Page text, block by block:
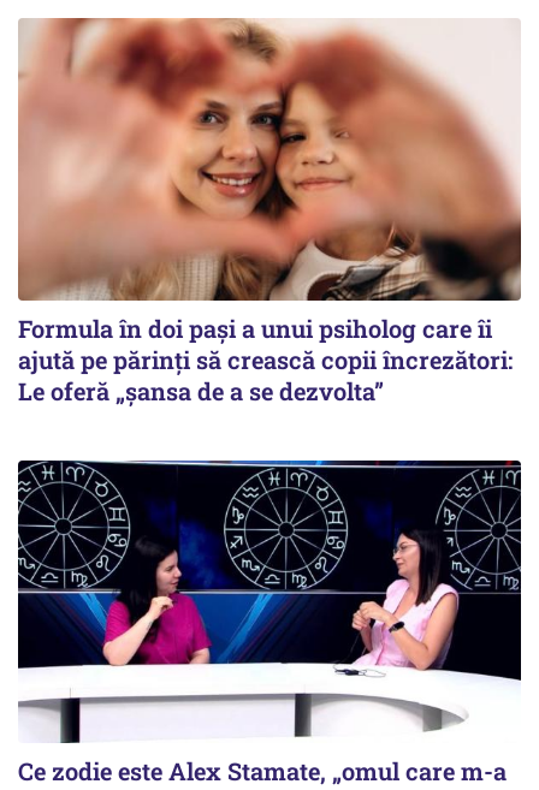
Formula în doi pași a unui psiholog care îi
ajută pe părinți să crească copii încrezători:
Le oferă „șansa de a se dezvolta”
Ce zodie este Alex Stamate, „omul care m-a